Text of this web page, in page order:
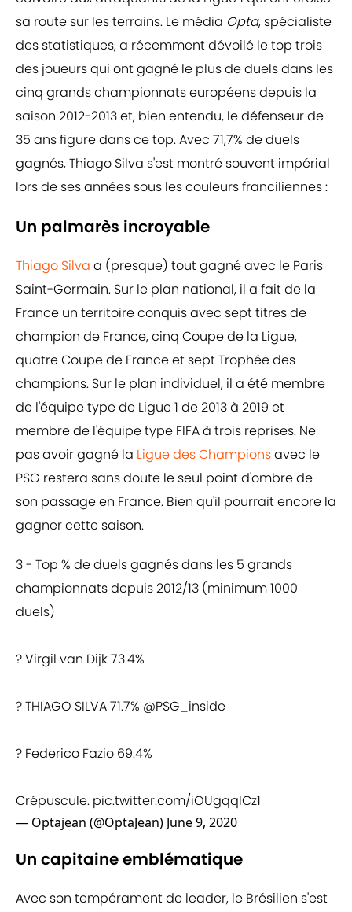
sa route sur les terrains. Le média Opta, spécialiste
des statistiques, a récemment dévoilé le top trois
des joueurs qui ont gagné le plus de duels dans les
cinq grands championnats européens depuis la
saison 2012-2013 et, bien entendu, le défenseur de
35 ans figure dans ce top. Avec 71,7% de duels
gagnés, Thiago Silva s'est montré souvent impérial
lors de ses années sous les couleurs franciliennes :
Un palmarès incroyable
Thiago Silva a (presque) tout gagné avec le Paris
Saint-Germain. Sur le plan national, il a fait de la
France un territoire conquis avec sept titres de
champion de France, cinq Coupe de la Ligue,
quatre Coupe de France et sept Trophée des
champions. Sur le plan individuel, il a été membre
de l'équipe type de Ligue 1 de 2013 à 2019 et
membre de l'équipe type FIFA à trois reprises. Ne
pas avoir gagné la Ligue des Championsavec le
PSG restera sans doute le seul point d'ombre de
son passage en France. Bien qu'il pourrait encore la
gagner cette saison.
3 - Top % de duels gagnés dans les 5 grands
championnats depuis 2012/13 (minimum 1000
duels)
? Virgil van Dijk 73.4%
? THIAGO SILVA 71.7% @PSG_inside
? Federico Fazio 69.4%
Crépuscule. pic.twitter.com/iOUgqqlCz1
— Optajean (@OptaJean) June 9, 2020
Un capitaine emblématique
Avec son tempérament de leader, le Brésilien s'est